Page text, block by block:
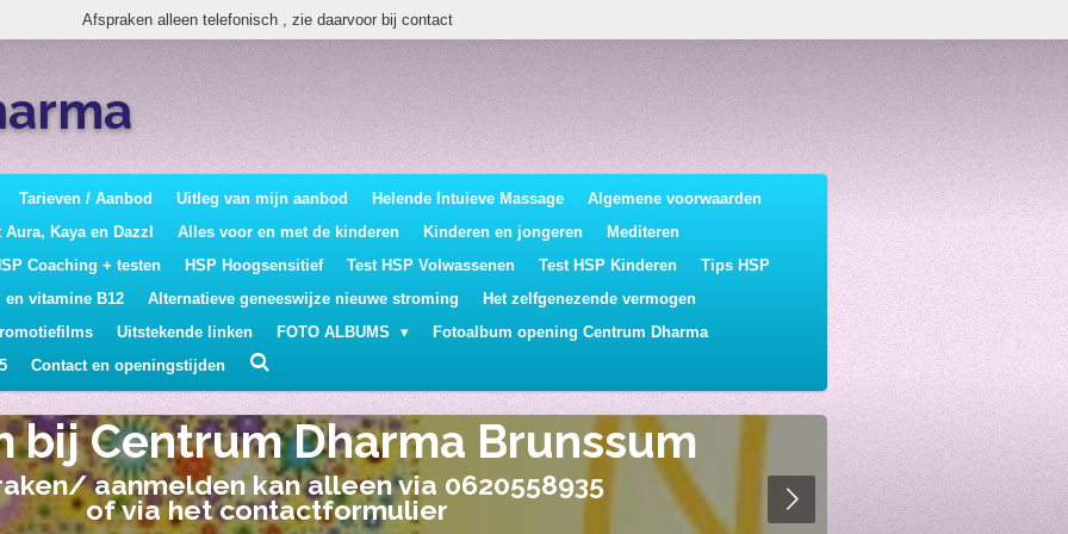
Afspraken alleen telefonisch , zie daarvoor bij contact
Tarieven / Aanbod Uitleg van mijn aanbod Helende Intuieve Massage
Algemene voorwaarden
Kaya en Dazzl Alles voor en met de kinderen Kinderen en jongeren
Mediteren
Coaching + testen HSP Hoogsensitief Test HSP Volwassenen Test HSP Kinderen
Tips HSP
en vitamine B12 Alternatieve geneeswijze nieuwe stroming
Het zelfgenezende vermogen
Uitstekende linken FOTO ALBUMS
Fotoalbum opening Centrum Dharma
Contact en openingstijden
coaching- Chakra Therapie -
workshops & evenementen